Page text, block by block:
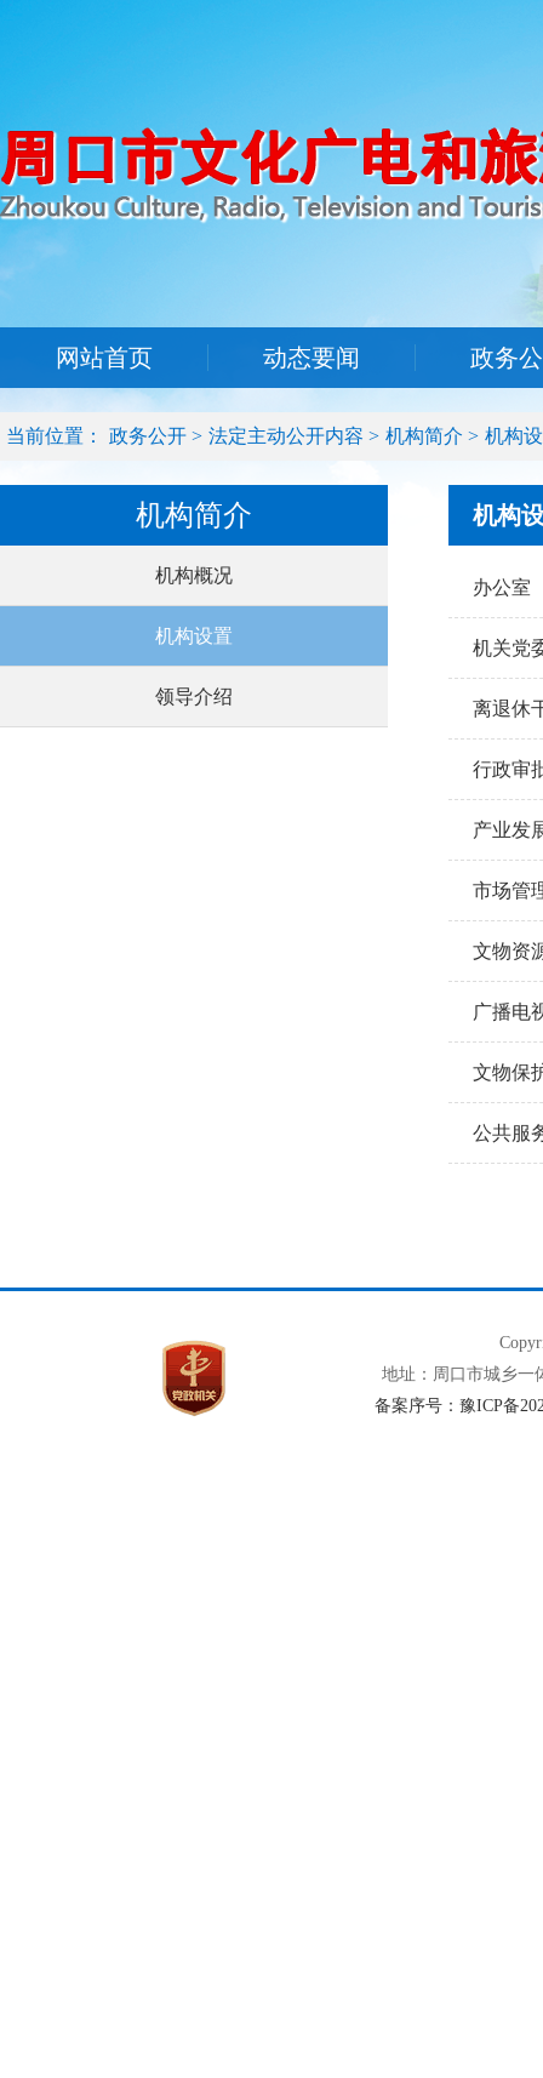
网站首页 动态要闻 政务
当前位置： 政务公开 > 法定主动公开内容 > 机构简介 > 机构
机构简介
机构概况
机构设置
领导介绍
机构
办公室
机关党
离退休
行政审
产业发
市场管
文物资
广播电
文物保
公共服
地址：周口市城乡一
备案序号：豫ICP备